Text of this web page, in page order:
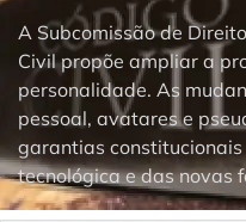
A Subcomissão de
Civil propõe ampliar a
personalidade. As
pessoal, avatares e
garantias
tecnológica e das novas